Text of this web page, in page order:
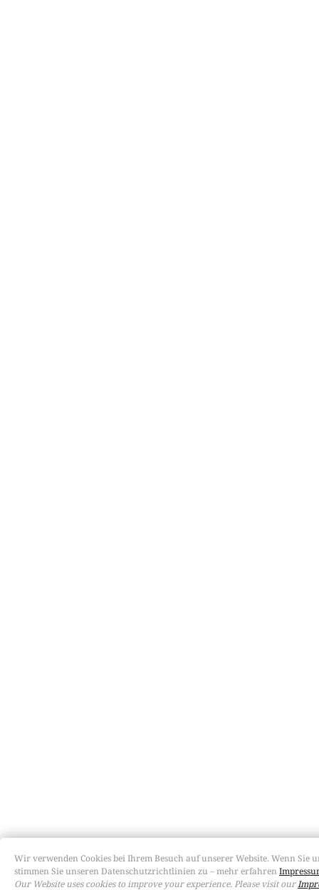
Wir verwenden Cookies bei Ihrem Besuch auf unserer Website. Wenn Sie
stimmen Sie unseren Datenschutzrichtlinien zu – mehr erfahren
Our Website uses cookies to improve your experience. Please visit our